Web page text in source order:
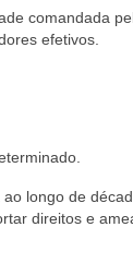
comandada
efetivos.
longo de
direitos e